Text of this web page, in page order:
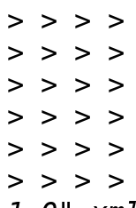
>
>
>
>
>
> > > >